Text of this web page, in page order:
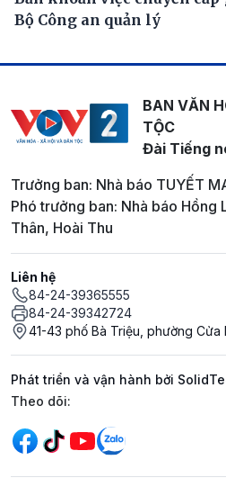
Bộ Công an quản lý
BAN VĂN
TỘC
Đài Tiếng
Trưởng ban: Nhà báo TUYẾT
Phó trưởng ban: Nhà báo Hồng
Thân, Hoài Thu
Liên hệ
84-24-39365555
84-24-39342724
41-43 phố Bà Triệu, phường Cửa
Phát triển và vận hành bởi
Mạng xã hội
Theo dõi: